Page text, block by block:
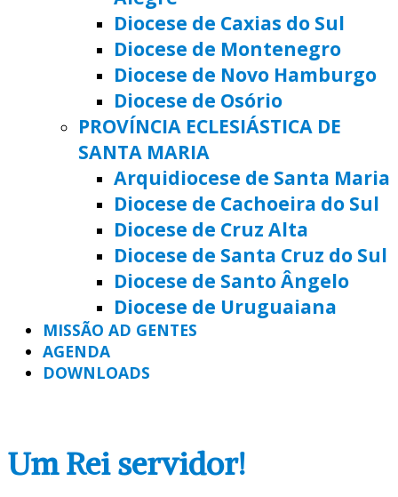
Diocese de Caxias do Sul
Diocese de Montenegro
Diocese de Novo Hamburgo
Diocese de Osório
PROVÍNCIA ECLESIÁSTICA DE
SANTA MARIA
Arquidiocese de Santa Maria
Diocese de Cachoeira do Sul
Diocese de Cruz Alta
Diocese de Santa Cruz do Sul
Diocese de Santo Ângelo
Diocese de Uruguaiana
MISSÃO AD GENTES
AGENDA
DOWNLOADS
Um Rei servidor!